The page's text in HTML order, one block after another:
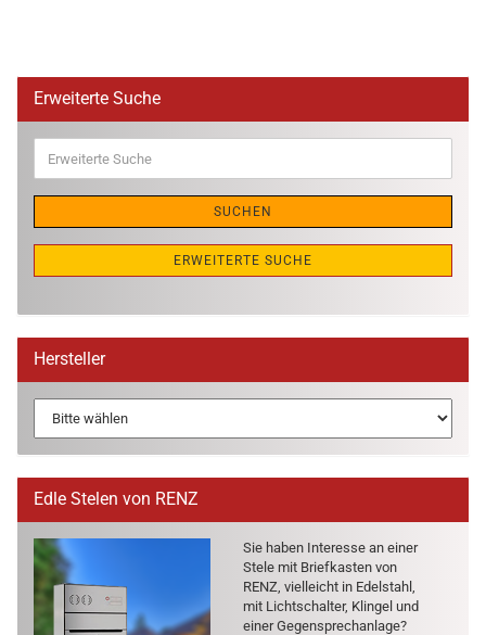
Erweiterte Suche
Suche
SUCHEN
ERWEITERTE SUCHE
Hersteller
Edle Stelen von RENZ
Sie haben In­ter­es­se an einer
Stele mit Brief­kas­ten von
RENZ, viel­leicht in Edel­stahl,
mit Licht­schal­ter, Klin­gel und
einer Ge­gen­sprech­an­la­ge?